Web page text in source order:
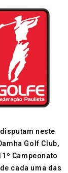
neste
Golf Club,
Campeonato
cada uma das